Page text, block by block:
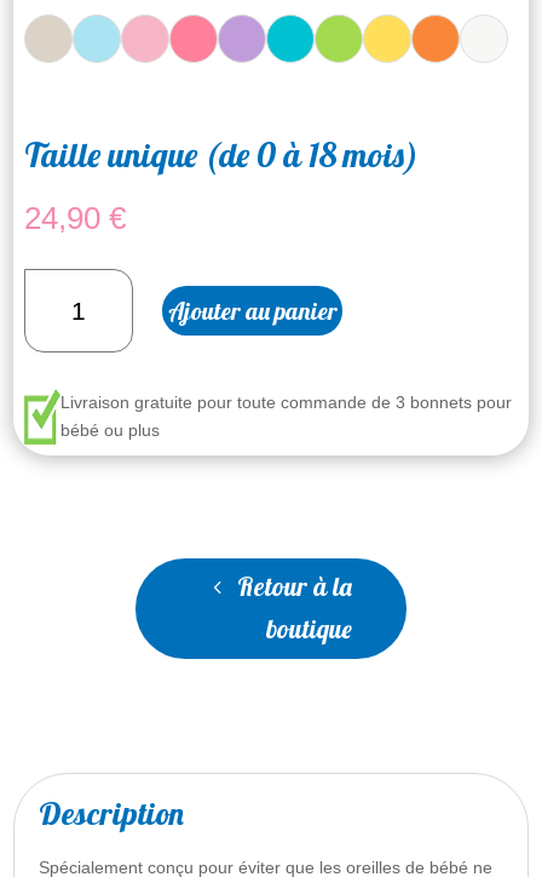
Taille unique (de 0 à 18 mois)
24,90€
Bonnet
pâle
Ajouter au panier
Livraison gratuite pour toute commande de 3 bonnets pour
bébé ou plus
Retour à la
boutique
Description
Spécialement conçu pour éviter que les oreilles de bébé ne